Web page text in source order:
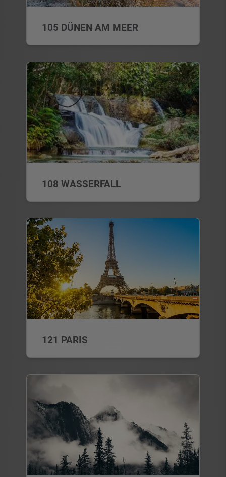
105 DÜNEN AM MEER
108 WASSERFALL
121 PARIS